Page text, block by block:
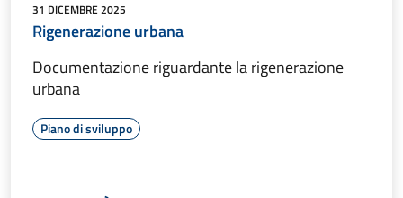
31 DICEMBRE 2025
Rigenerazione urbana
Documentazione riguardante la rigenerazione
urbana
Piano di sviluppo